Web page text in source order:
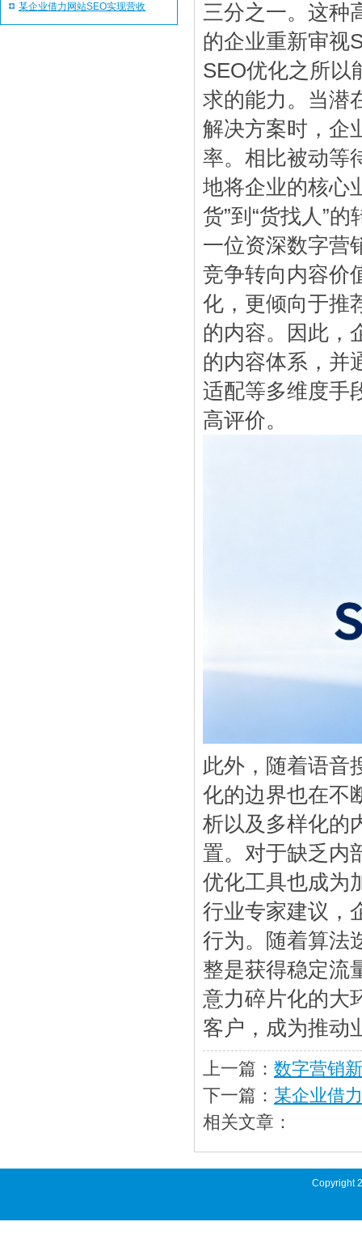
某企业借力网站SEO实现营收
三分之一。这种
的企业重新审视
SEO优化之所以
求的能力。当潜
解决方案时，企
率。相比被动等
地将企业的核心
货”到“货找人”的
一位资深数字营
竞争转向内容价
化，更倾向于推
的内容。因此，
的内容体系，并
适配等多维度手
高评价。
此外，随着语音
化的边界也在不
析以及多样化的
置。对于缺乏内
优化工具也成为
行业专家建议，
行为。随着算法
整是获得稳定流
意力碎片化的大
客户，成为推动
上一篇： 数字营销
下一篇： 某企业借
相关文章：
Copyright